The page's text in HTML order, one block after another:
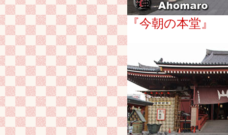
『今朝の本堂』